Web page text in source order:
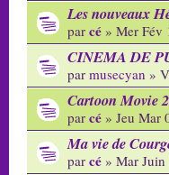
Les nouveaux
par cé » Mer Fév
CINEMA DE
par musecyan »
Cartoon Movie
par cé » Jeu Mar
Ma vie de
par cé » Mar